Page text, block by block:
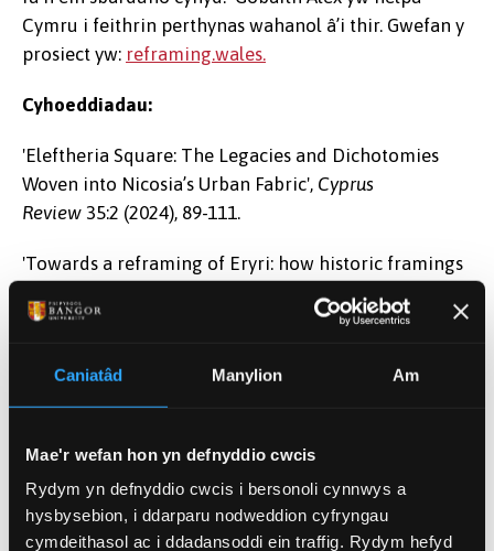
Caniatâd Manylion Am
Mae'r wefan hon yn defnyddio cwcis
Rydym yn defnyddio cwcis i bersonoli cynnwys a
hysbysebion, i ddarparu nodweddion cyfryngau
cymdeithasol ac i ddadansoddi ein traffig. Rydym hefyd
Cymru i feithrin perthynas wahanol â’i thir. Gwefan y
prosiect yw: reframing.wales.
Cyhoeddiadau:
'Eleftheria Square: The Legacies and Dichotomies
Woven into Nicosia’s Urban Fabric', Cyprus
Review 35:2 (2024), 89-111.
'Towards a reframing of Eryri: how historic framings
of landscape influence perceptions and expectations
of a Welsh national park',
Architecture_MPS26:1
Alex Ioannou, ‘Research methodologies for changing
(gol.), Cultures, Communities and Design: Connecting
Planning, Landscapes, Architecture and People, AMPS
Proceedings Series 30 (Prifysgol Calgary, 28-30
Mehefin 2022), 257-67.